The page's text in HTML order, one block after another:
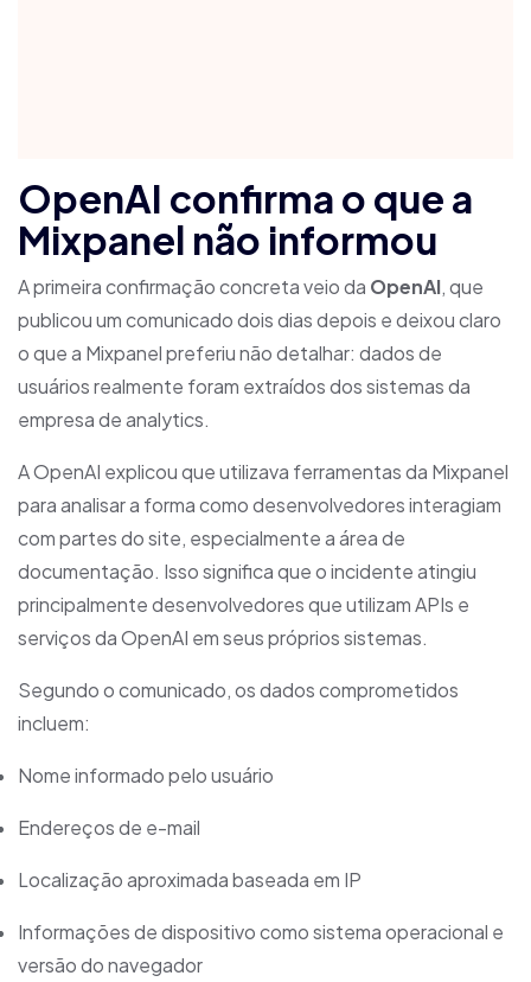
OpenAI confirma o que a
Mixpanel não informou
A primeira confirmação concreta veio da OpenAI, que
publicou um comunicado dois dias depois e deixou claro
o que a Mixpanel preferiu não detalhar: dados de
usuários realmente foram extraídos dos sistemas da
empresa de analytics.
A OpenAI explicou que utilizava ferramentas da Mixpanel
para analisar a forma como desenvolvedores interagiam
com partes do site, especialmente a área de
documentação. Isso significa que o incidente atingiu
principalmente desenvolvedores que utilizam APIs e
serviços da OpenAI em seus próprios sistemas.
Segundo o comunicado, os dados comprometidos
incluem:
Nome informado pelo usuário
Endereços de e-mail
Localização aproximada baseada em IP
Informações de dispositivo como sistema operacional e
versão do navegador